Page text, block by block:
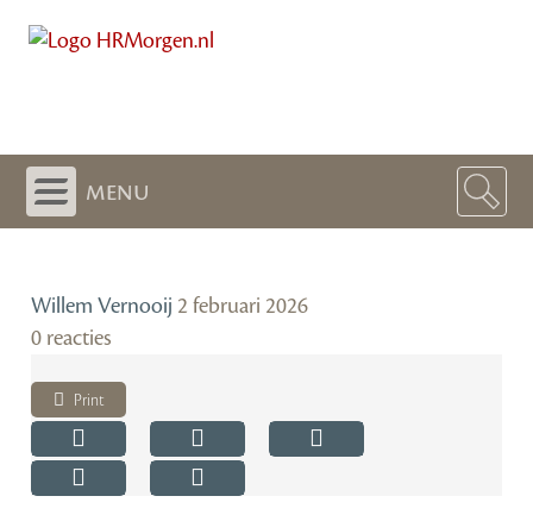
menu
Willem Vernooij 2 februari 2026
0 reacties
Print